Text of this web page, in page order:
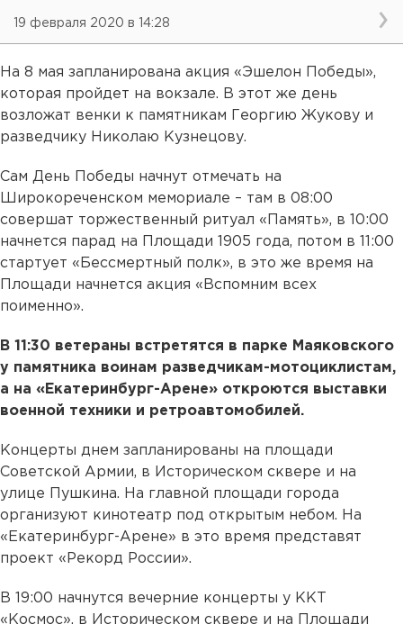
19 февраля 2020 в 14:28
На 8 мая запланирована акция «Эшелон Победы»,
которая пройдет на вокзале. В этот же день
возложат венки к памятникам Георгию Жукову и
разведчику Николаю Кузнецову.
Сам День Победы начнут отмечать на
Широкореченском мемориале – там в 08:00
совершат торжественный ритуал «Память», в 10:00
начнется парад на Площади 1905 года, потом в 11:00
стартует «Бессмертный полк», в это же время на
Площади начнется акция «Вспомним всех
поименно».
В 11:30 ветераны встретятся в парке Маяковского
у памятника воинам разведчикам-мотоциклистам,
а на «Екатеринбург-Арене» откроются выставки
военной техники и ретроавтомобилей.
Концерты днем запланированы на площади
Советской Армии, в Историческом сквере и на
улице Пушкина. На главной площади города
организуют кинотеатр под открытым небом. На
«Екатеринбург-Арене» в это время представят
проект «Рекорд России».
В 19:00 начнутся вечерние концерты у ККТ
«Космос», в Историческом сквере и на Площади